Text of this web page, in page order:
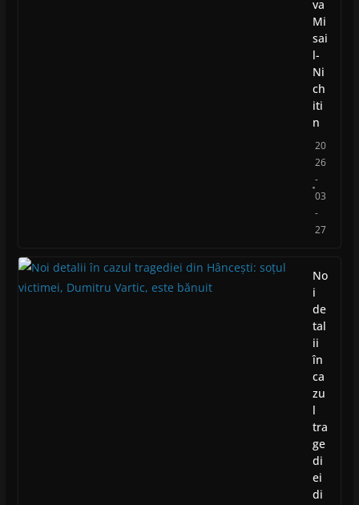
va
Mi
sai
l-
Ni
ch
iti
n
20
26
-
03
-
27
No
i
de
tal
ii
în
ca
zu
l
tra
ge
di
ei
di